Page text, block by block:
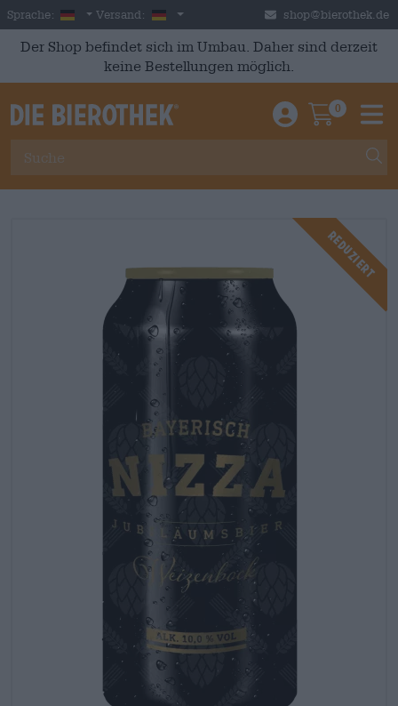
Skip to main content
Sprache: German
Versand: Deutschland shop@bierothek.de
Der Shop befindet sich im Umbau. Daher sind derzeit
keine Bestellungen möglich.
Einloggen /
0
Reduziert